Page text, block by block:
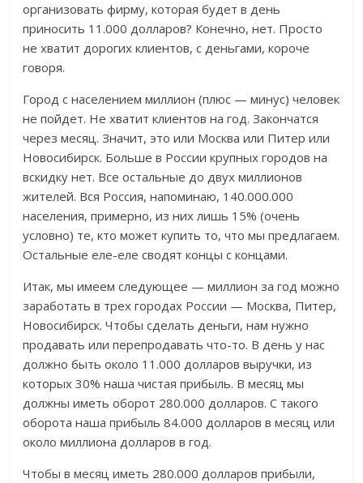
организовать фирму, которая будет в день
приносить 11.000 долларов? Конечно, нет. Просто
не хватит дорогих клиентов, с деньгами, короче
говоря.
Город с населением миллион (плюс — минус) человек
не пойдет. Не хватит клиентов на год. Закончатся
через месяц. Значит, это или Москва или Питер или
Новосибирск. Больше в России крупных городов на
вскидку нет. Все остальные до двух миллионов
жителей. Вся Россия, напоминаю, 140.000.000
населения, примерно, из них лишь 15% (очень
условно) те, кто может купить то, что мы предлагаем.
Остальные еле-еле сводят концы с концами.
Итак, мы имеем следующее — миллион за год можно
заработать в трех городах России — Москва, Питер,
Новосибирск. Чтобы сделать деньги, нам нужно
продавать или перепродавать что-то. В день у нас
должно быть около 11.000 долларов выручки, из
которых 30% наша чистая прибыль. В месяц мы
должны иметь оборот 280.000 долларов. С такого
оборота наша прибыль 84.000 долларов в месяц или
около миллиона долларов в год.
Чтобы в месяц иметь 280.000 долларов прибыли,